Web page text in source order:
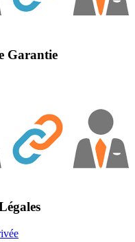
Garantie